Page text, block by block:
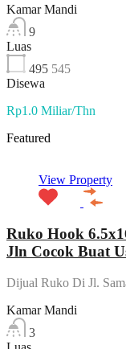
Kamar Mandi
9
Luas
495 545
Disewa
Rp1.0 Miliar/Thn
Featured
View Property
Ruko Hook
Jln Cocok Buat
Dijual Ruko Di Jl.
Kamar Mandi
3